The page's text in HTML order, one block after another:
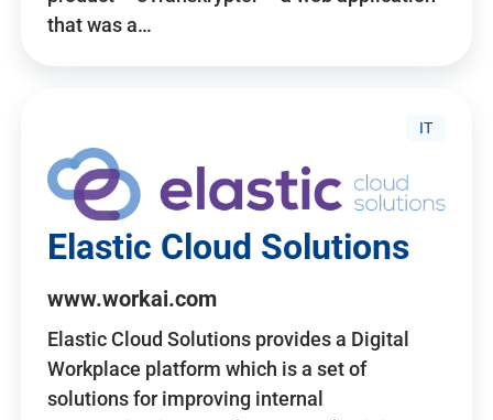
that was a…
IT
Elastic Cloud Solutions
www.workai.com
Elastic Cloud Solutions provides a Digital
Workplace platform which is a set of
solutions for improving internal